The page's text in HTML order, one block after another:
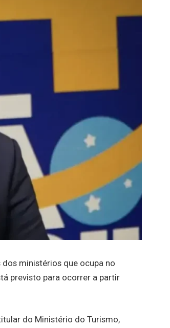
ministérios que ocupa no
previsto para ocorrer a partir
do Ministério do Turismo,